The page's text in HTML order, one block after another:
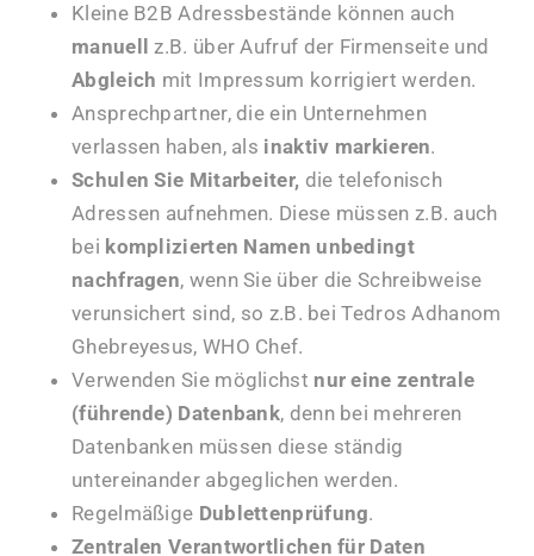
Kleine B2B Adressbestände können auch
manuell
z.B. über Aufruf der Firmenseite und
Abgleich mit Impressum korrigiert werden.
Ansprechpartner, die ein Unternehmen
verlassen haben, als inaktiv markieren.
Schulen Sie Mitarbeiter, die telefonisch
Adressen aufnehmen. Diese müssen z.B. auch
bei komplizierten Namen unbedingt
nachfragen, wenn Sie über die Schreibweise
verunsichert sind, so z.B. bei Tedros Adhanom
Ghebreyesus, WHO Chef.
Verwenden Sie möglichst nur eine zentrale
(führende) Datenbank, denn bei mehreren
Datenbanken müssen diese ständig
untereinander abgeglichen werden.
Regelmäßige Dublettenprüfung.
Zentralen Verantwortlichen für Daten